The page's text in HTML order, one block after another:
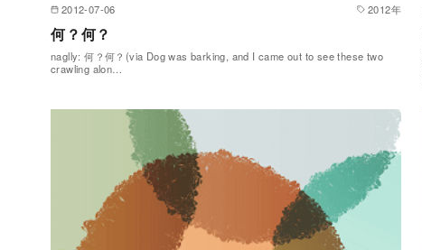
2012-07-06 2012年
何？何？
naglly: 何？何？(via Dog was barking, and I came out to see these two
crawling alon…